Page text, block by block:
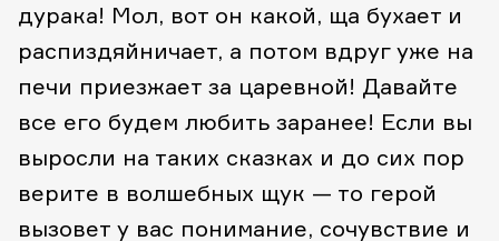
дурака! Мол, вот он какой, ща бухает и
распиздяйничает, а потом вдруг уже на
печи приезжает за царевной! Давайте
все его будем любить заранее! Если вы
выросли на таких сказках и до сих пор
верите в волшебных щук — то герой
вызовет у вас понимание, сочувствие и